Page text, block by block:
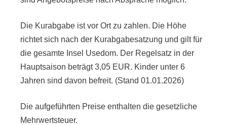
Die Kurabgabe ist vor Ort zu zahlen. Die Höhe
richtet sich nach der Kurabgabesatzung und gilt für
die gesamte Insel Usedom. Der Regelsatz in der
Hauptsaison beträgt 3,05 EUR. Kinder unter 6
Jahren sind davon befreit. (Stand 01.01.2026)
Die aufgeführten Preise enthalten die gesetzliche
Mehrwertsteuer.